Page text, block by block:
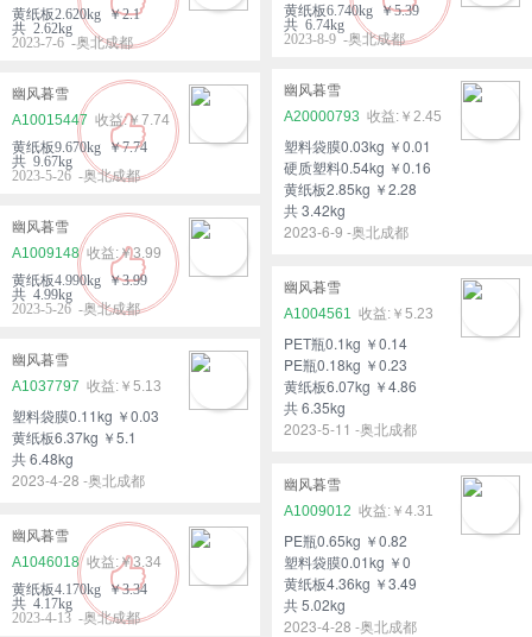
黄纸板6.740kg ￥5.39
共 6.74kg
2023-8-9 -奥北成都
黄纸板2.620kg ￥2.1
共 2.62kg
2023-7-6 -奥北成都
幽风暮雪
A20000793
￥2.45
塑料袋膜0.03kg ￥0.01
硬质塑料0.54kg ￥0.16
黄纸板2.85kg ￥2.28
共 3.42kg
2023-6-9 -奥北成都
幽风暮雪
A10015447
￥7.74
黄纸板9.670kg ￥7.74
共 9.67kg
2023-5-26 -奥北成都
幽风暮雪
A1009148
￥3.99
黄纸板4.990kg ￥3.99
共 4.99kg
2023-5-26 -奥北成都
幽风暮雪
A1004561
￥5.23
PET瓶0.1kg ￥0.14
PE瓶0.18kg ￥0.23
黄纸板6.07kg ￥4.86
共 6.35kg
2023-5-11 -奥北成都
幽风暮雪
A1037797
￥5.13
塑料袋膜0.11kg ￥0.03
黄纸板6.37kg ￥5.1
共 6.48kg
2023-4-28 -奥北成都
幽风暮雪
A1009012
￥4.31
PE瓶0.65kg ￥0.82
塑料袋膜0.01kg ￥0
黄纸板4.36kg ￥3.49
共 5.02kg
2023-4-28 -奥北成都
幽风暮雪
A1046018
￥3.34
黄纸板4.170kg ￥3.34
共 4.17kg
2023-4-13 -奥北成都